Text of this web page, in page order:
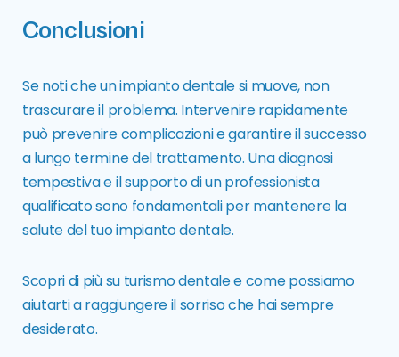
Conclusioni
Se noti che un impianto dentale si muove, non
trascurare il problema. Intervenire rapidamente
può prevenire complicazioni e garantire il successo
a lungo termine del trattamento. Una diagnosi
tempestiva e il supporto di un professionista
qualificato sono fondamentali per mantenere la
salute del tuo impianto dentale.
Scopri di più su turismo dentalee come possiamo
aiutarti a raggiungere il sorriso che hai sempre
desiderato.